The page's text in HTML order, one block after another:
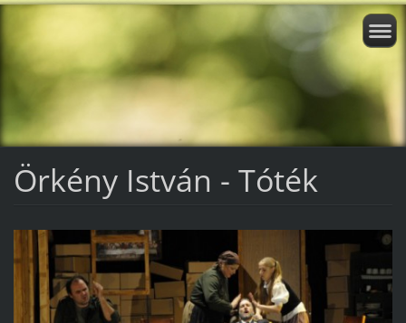
Örkény István - Tóték